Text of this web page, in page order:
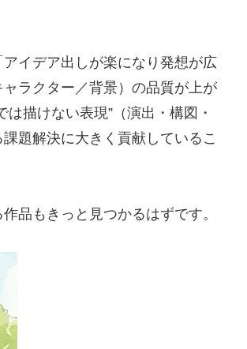
イデア出しが楽になり発想が広
ラクター／背景）の品質が上が
描けない表現”（演出・構図・
題解決に大きく貢献しているこ
品もきっと見つかるはずです。